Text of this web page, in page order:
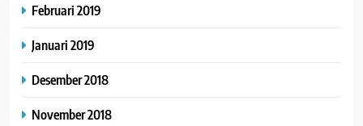
Februari 2019
Januari 2019
Desember 2018
November 2018